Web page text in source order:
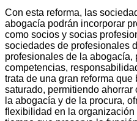
Con esta reforma, las
abogacía podrán incorporar
como socios y socias
sociedades de profesionales
profesionales de la abogacía,
competencias,
trata de una gran reforma
saturado, permitiendo
la abogacía y de la procura,
flexibilidad en la organización